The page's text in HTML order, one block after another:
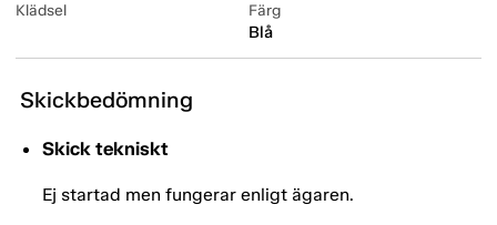
Klädsel Färg
Blå
Skickbedömning
Skick tekniskt
Ej startad men fungerar enligt ägaren.